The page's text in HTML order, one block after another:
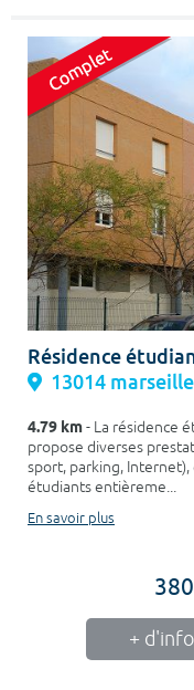
Résidence
13014
4.79 km- La résidence
propose diverses
sport, parking,
étudiants entièreme...
En savoir plus
+